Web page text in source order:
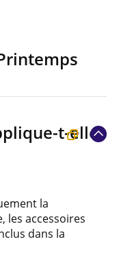
t-elle
la
les accessoires
dans la